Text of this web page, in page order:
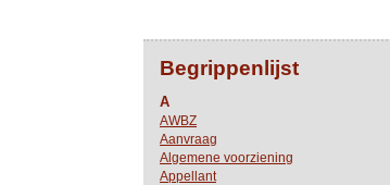
Begrippenlijst
A
AWBZ
Aanvraag
Algemene voorziening
Appellant